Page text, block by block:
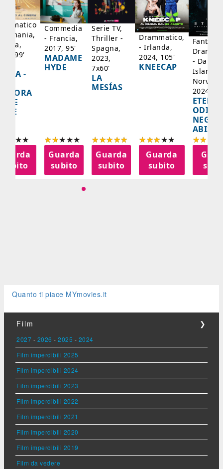
99'
-
subito
Commedia
- Francia,
2017, 95'
MADAME
HYDE
Guarda
subito
Serie TV,
Thriller -
Spagna,
2023,
7x60'
LA
MESÍAS
Guarda
subito
Drammatico,
- Irlanda,
2024, 105'
KNEECAP
Guarda
subito
-
Islanda,
2024,
NEGLI
ABISSI
Quanto ti piace MYmovies.it
Film ❯
2027 - 2026 - 2025 - 2024
Film imperdibili 2025
Film imperdibili 2024
Film imperdibili 2023
Film imperdibili 2022
Film imperdibili 2021
Film imperdibili 2020
Film imperdibili 2019
Film da vedere